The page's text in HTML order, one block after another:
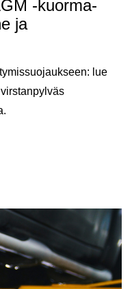
-kuorma-
ja
lue